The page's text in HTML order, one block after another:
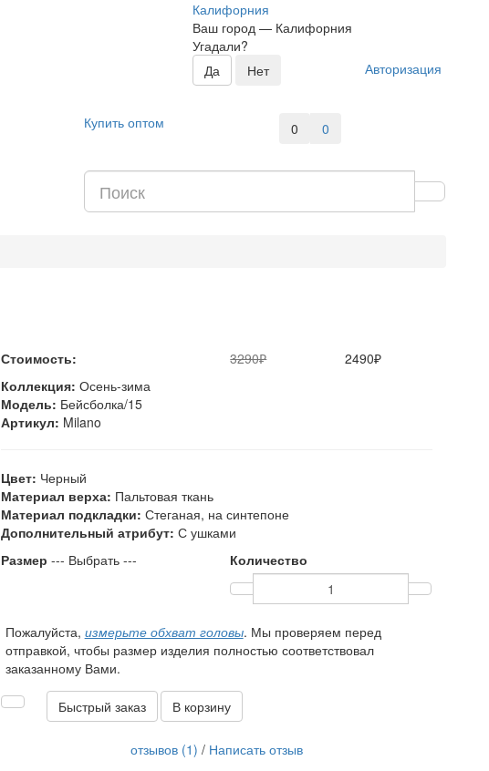
Калифорния
Ваш город — Калифорния
Угадали?
Авторизация
Купить оптом 0 0
Стоимость: 3290₽
2490₽
Коллекция: Осень-зима
Модель: Бейсболка/15
Артикул: Milano
Цвет: Черный
Материал верха: Пальтовая ткань
Материал подкладки: Стеганая, на синтепоне
Дополнительный атрибут: С ушками
Размер --- Выбрать --- Количество
Пожалуйста, измерьте обхват головы. Мы проверяем перед
отправкой, чтобы размер изделия полностью соответствовал
заказанному Вами.
Быстрый заказ В корзину
отзывов (1) / Написать отзыв